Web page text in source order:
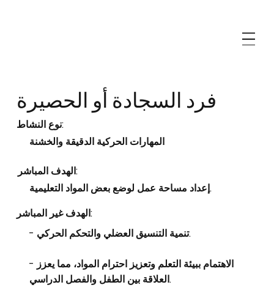
فرد السجادة أو الحصيرة
نوع النشاط:
المهارات الحركية الدقيقة والخشنة
الهدف المباشر:
إعداد مساحة عمل لوضع بعض المواد التعليمية.
الهدف غير المباشر:
- تنمية التنسيق العضلي والتحكم الحركي.
- الاهتمام ببيئة التعلم وتعزيز احترام المواد، مما يعزز
العلاقة بين الطفل والفصل الدراسي.